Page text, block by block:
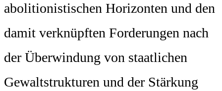
abolitionistischen Horizonten und den
damit verknüpften Forderungen nach
der Überwindung von staatlichen
Gewaltstrukturen und der Stärkung